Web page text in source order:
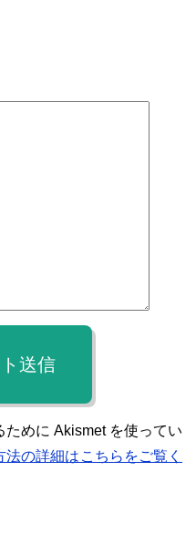
送信
めに Akismet を使ってい
の詳細はこちらをご覧く